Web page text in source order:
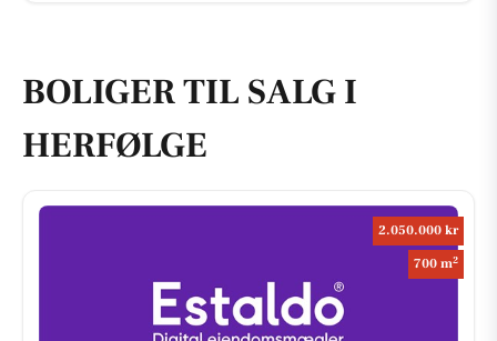
BOLIGER TIL SALG I
HERFØLGE
2.050.000 kr
700 m2